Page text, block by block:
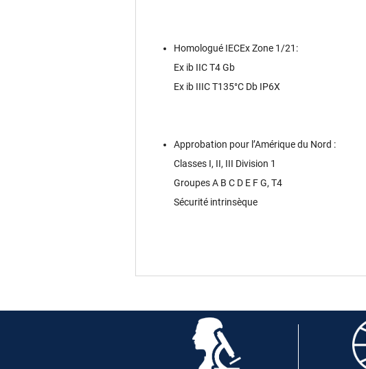
Homologué IECEx Zone 1/21:
Ex ib IIC T4 Gb
Ex ib IIIC T135°C Db IP6X
Approbation pour l’Amérique du Nord :
Classes I, II, III Division 1
Groupes A B C D E F G, T4
Sécurité intrinsèque